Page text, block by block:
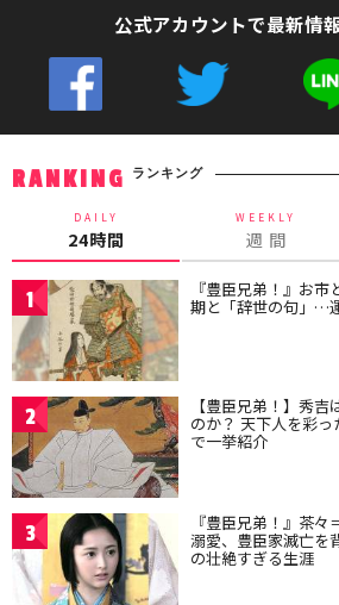
公式アカウントで最新情
RANKING ランキング
DAILY
24時間
WEEKLY
週 間
1 『豊臣兄弟！』お
期と「辞世の句」…
2 【豊臣兄弟！】秀
のか？ 天下人を彩
で一挙紹介
3 『豊臣兄弟！』茶
溺愛、豊臣家滅亡を
の壮絶すぎる生涯